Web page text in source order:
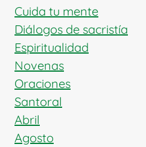
DE
LA
NAVIDAD
Cuida tu mente
Diálogos de sacristía
Espiritualidad
Novenas
Oraciones
Santoral
Abril
Agosto